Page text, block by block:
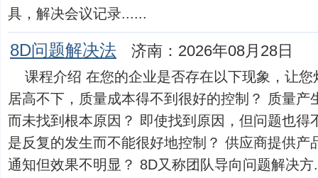
具，解决会议记录......
8D问题解决法 济南：2026年08月28日
课程介绍 在您的企业是否存在以下现象，让
居高不下，质量成本得不到很好的控制？ 质量产
而未找到根本原因？ 即使找到原因，但问题也得
是反复的发生而不能很好地控制？ 供应商提供产
通知但效果不明显？ 8D又称团队导向问题解决